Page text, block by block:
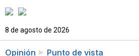
8 de agosto de 2026
Opinión Punto de vista